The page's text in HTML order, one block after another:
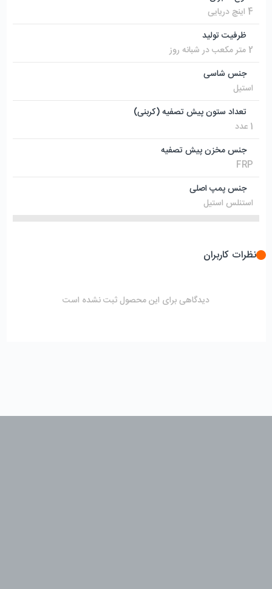
4 اینچ دریایی
ظرفیت تولید
2 متر مکعب در شبانه روز
جنس شاسی
استیل
تعداد ستون پیش تصفیه (کربنی)
1 عدد
جنس مخزن پیش تصفیه
FRP
جنس پمپ اصلی
استنلس استیل
نظرات کاربران
دیدگاهی برای این محصول ثبت نشده است